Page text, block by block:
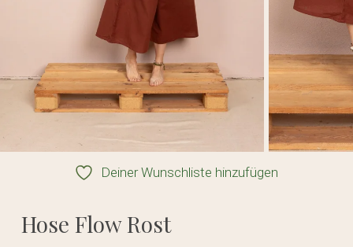
Deiner Wunschliste hinzufügen
Hose Flow Rost